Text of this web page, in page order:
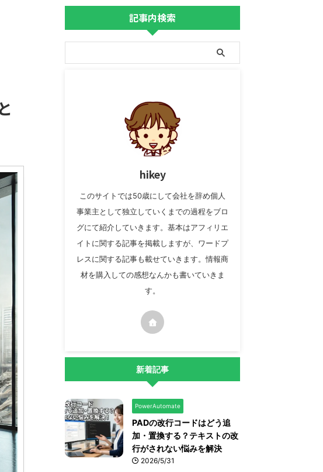
記事内検索
hikey
このサイトでは50歳にして会社を辞め個人
事業主として独立していくまでの過程をブロ
グにて紹介していきます。基本はアフィリエ
イトに関する記事を掲載しますが、ワードプ
レスに関する記事も載せていきます。情報商
材を購入しての感想なんかも書いていきま
す。
新着記事
PowerAutomate
PADの改行コードはどう追
加・置換する？テキストの改
行がされない悩みを解決
2026/5/31